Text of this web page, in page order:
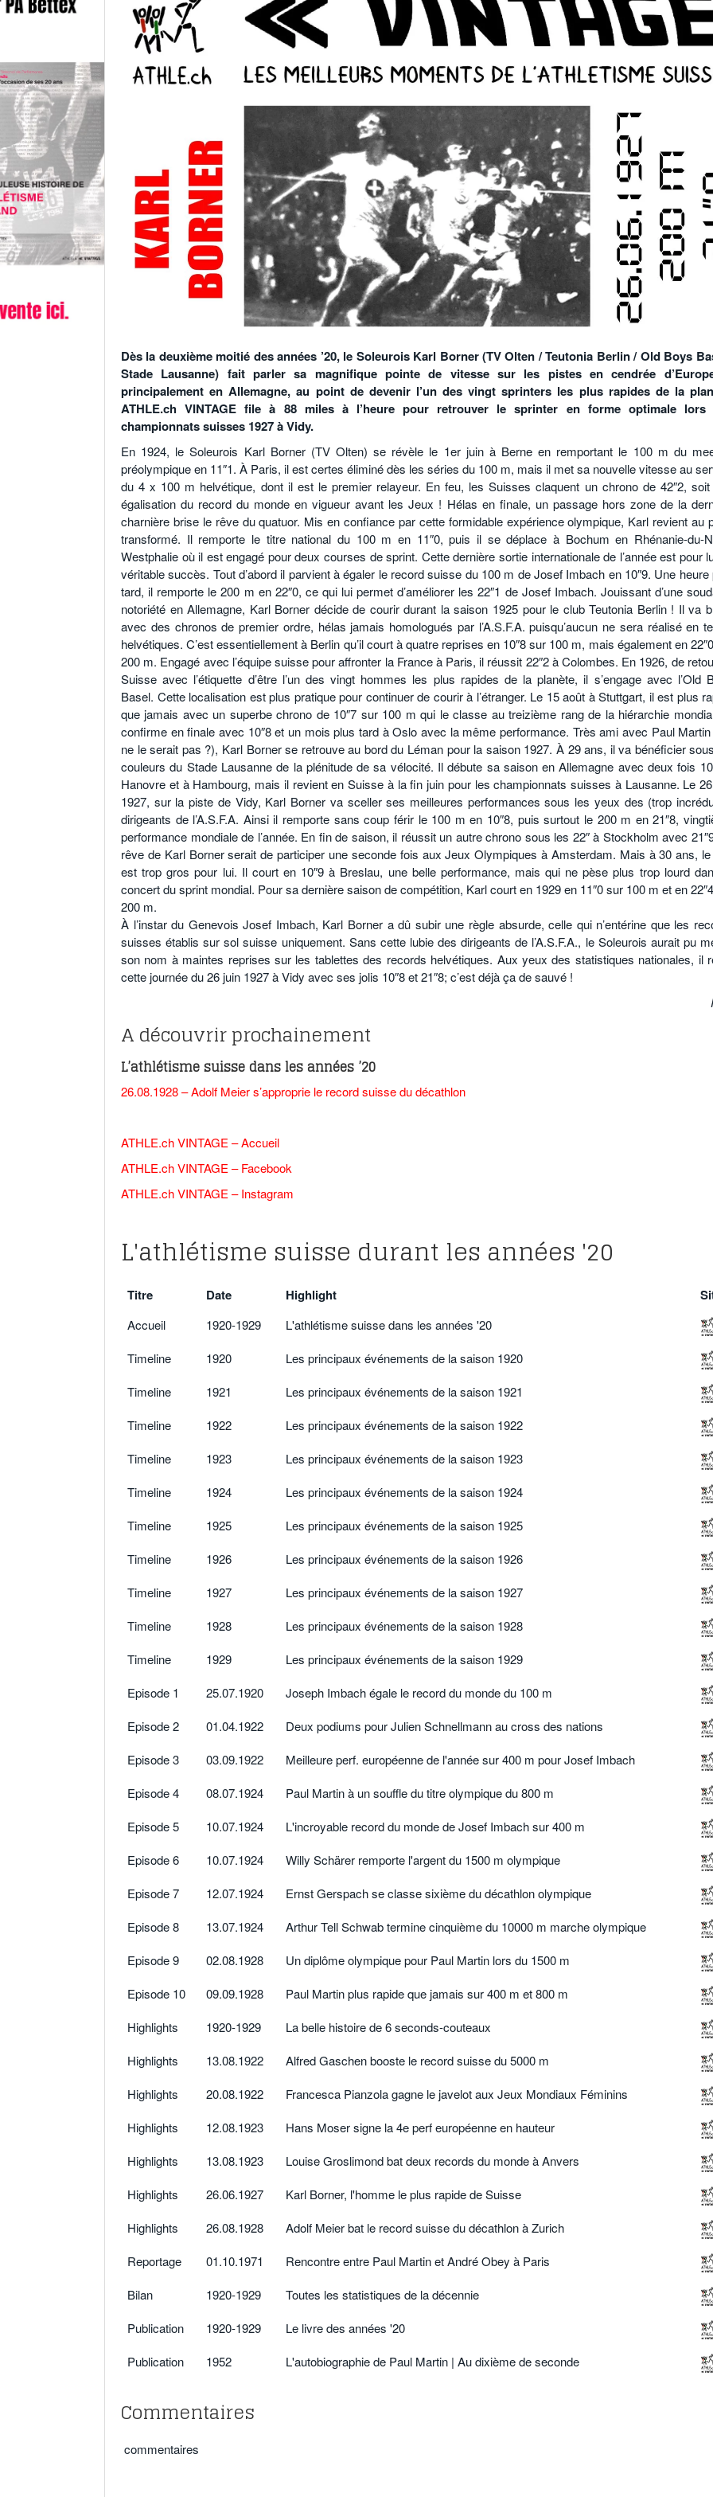
Julien Wanders. Sensibilité, illusions, travail :
une lecture à ne pas manquer !
- 13 décembre
2024
Voir tout
Dès la deuxième moitié des années ’20, le Soleurois Karl Borner (TV Olten / Teutonia Berlin / Old Boys
Stade Lausanne) fait parler sa magnifique pointe de vitesse sur les pistes en cendrée
principalement en Allemagne, au point de devenir l’un des vingt sprinters les plus rapides de la
ATHLE.ch VINTAGE file à 88 miles à l’heure pour retrouver le sprinter en forme optimale lors
championnats suisses 1927 à Vidy.
En 1924, le Soleurois Karl Borner (TV Olten) se révèle le 1er juin à Berne en remportant le 100 m du
préolympique en 11″1. À Paris, il est certes éliminé dès les séries du 100 m, mais il met sa nouvelle vitesse au
du 4 x 100 m helvétique, dont il est le premier relayeur. En feu, les Suisses claquent un chrono de 42″2, soit
égalisation du record du monde en vigueur avant les Jeux ! Hélas en finale, un passage hors zone de la
charnière brise le rêve du quatuor. Mis en confiance par cette formidable expérience olympique, Karl revient au
transformé. Il remporte le titre national du 100 m en 11″0, puis il se déplace à Bochum en Rhénanie-du-
Westphalie où il est engagé pour deux courses de sprint. Cette dernière sortie internationale de l’année est pour
véritable succès. Tout d’abord il parvient à égaler le record suisse du 100 m de Josef Imbach en 10″9. Une heure
tard, il remporte le 200 m en 22″0, ce qui lui permet d’améliorer les 22″1 de Josef Imbach. Jouissant d’une
notoriété en Allemagne, Karl Borner décide de courir durant la saison 1925 pour le club Teutonia Berlin ! Il va
avec des chronos de premier ordre, hélas jamais homologués par l’A.S.F.A. puisqu’aucun ne sera réalisé en
helvétiques. C’est essentiellement à Berlin qu’il court à quatre reprises en 10″8 sur 100 m, mais également en
200 m. Engagé avec l’équipe suisse pour affronter la France à Paris, il réussit 22″2 à Colombes. En 1926, de
Suisse avec l’étiquette d’être l’un des vingt hommes les plus rapides de la planète, il s’engage avec l’Old
Basel. Cette localisation est plus pratique pour continuer de courir à l’étranger. Le 15 août à Stuttgart, il est plus
que jamais avec un superbe chrono de 10″7 sur 100 m qui le classe au treizième rang de la hiérarchie
confirme en finale avec 10″8 et un mois plus tard à Oslo avec la même performance. Très ami avec Paul
ne le serait pas ?), Karl Borner se retrouve au bord du Léman pour la saison 1927. À 29 ans, il va bénéficier
couleurs du Stade Lausanne de la plénitude de sa vélocité. Il débute sa saison en Allemagne avec deux fois
Hanovre et à Hambourg, mais il revient en Suisse à la fin juin pour les championnats suisses à Lausanne. Le
1927, sur la piste de Vidy, Karl Borner va sceller ses meilleures performances sous les yeux des (trop
dirigeants de l’A.S.F.A. Ainsi il remporte sans coup férir le 100 m en 10″8, puis surtout le 200 m en 21″8,
performance mondiale de l’année. En fin de saison, il réussit un autre chrono sous les 22″ à Stockholm avec
rêve de Karl Borner serait de participer une seconde fois aux Jeux Olympiques à Amsterdam. Mais à 30 ans,
est trop gros pour lui. Il court en 10″9 à Breslau, une belle performance, mais qui ne pèse plus trop lourd
concert du sprint mondial. Pour sa dernière saison de compétition, Karl court en 1929 en 11″0 sur 100 m et en
200 m.
À l’instar du Genevois Josef Imbach, Karl Borner a dû subir une règle absurde, celle qui n’entérine que les
suisses établis sur sol suisse uniquement. Sans cette lubie des dirigeants de l’A.S.F.A., le Soleurois aurait pu
son nom à maintes reprises sur les tablettes des records helvétiques. Aux yeux des statistiques nationales, il
cette journée du 26 juin 1927 à Vidy avec ses jolis 10″8 et 21″8; c’est déjà ça de sauvé !
A découvrir prochainement
L’athlétisme suisse dans les années ’20
26.08.1928 – Adolf Meier s’approprie le record suisse du décathlon
ATHLE.ch VINTAGE – Accueil
ATHLE.ch VINTAGE – Facebook
ATHLE.ch VINTAGE – Instagram
L'athlétisme suisse durant les années '20
Titre Date Highlight
Accueil 1920-1929
L'athlétisme suisse dans les années '20
Timeline
1920
Les principaux événements de la saison 1920
Timeline
1921
Les principaux événements de la saison 1921
Timeline
1922
Les principaux événements de la saison 1922
Timeline
1923
Les principaux événements de la saison 1923
Timeline
1924
Les principaux événements de la saison 1924
Timeline
1925
Les principaux événements de la saison 1925
Timeline
1926
Les principaux événements de la saison 1926
Timeline
1927
Les principaux événements de la saison 1927
Timeline
1928
Les principaux événements de la saison 1928
Timeline
1929
Les principaux événements de la saison 1929
Episode 1
25.07.1920
Joseph Imbach égale le record du monde du 100 m
Episode 2
01.04.1922
Deux podiums pour Julien Schnellmann au cross des nations
Episode 3
03.09.1922
Meilleure perf. européenne de l'année sur 400 m pour Josef Imbach
Episode 4
08.07.1924
Paul Martin à un souffle du titre olympique du 800 m
Episode 5
10.07.1924
L'incroyable record du monde de Josef Imbach sur 400 m
Episode 6
10.07.1924
Willy Schärer remporte l'argent du 1500 m olympique
Episode 7
12.07.1924
Ernst Gerspach se classe sixième du décathlon olympique
Episode 8
13.07.1924
Arthur Tell Schwab termine cinquième du 10000 m marche olympique
Episode 9
02.08.1928
Un diplôme olympique pour Paul Martin lors du 1500 m
Episode 10
09.09.1928
Paul Martin plus rapide que jamais sur 400 m et 800 m
Highlights
1920-1929
La belle histoire de 6 seconds-couteaux
Highlights
13.08.1922
Alfred Gaschen booste le record suisse du 5000 m
Highlights
20.08.1922
Francesca Pianzola gagne le javelot aux Jeux Mondiaux Féminins
Highlights
12.08.1923
Hans Moser signe la 4e perf européenne en hauteur
Highlights
13.08.1923
Louise Groslimond bat deux records du monde à Anvers
Highlights
26.06.1927
Karl Borner, l'homme le plus rapide de Suisse
Highlights
26.08.1928
Adolf Meier bat le record suisse du décathlon à Zurich
Reportage
01.10.1971
Rencontre entre Paul Martin et André Obey à Paris
Bilan
1920-1929
Toutes les statistiques de la décennie
Publication
1920-1929
Le livre des années '20
Publication
1952 L'autobiographie de Paul Martin | Au dixième de seconde
Commentaires
commentaires